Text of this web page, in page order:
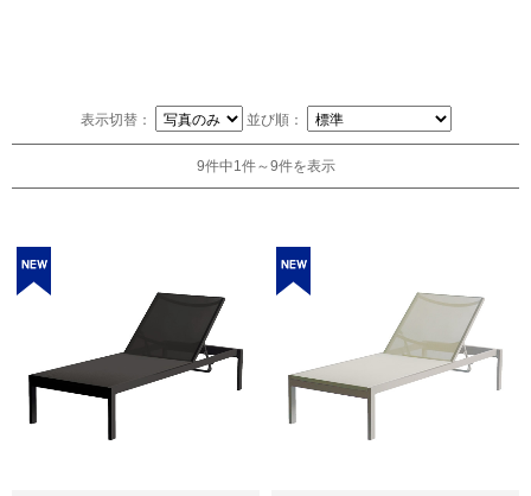
表示切替： 並び順：
9件中1件～9件を表示